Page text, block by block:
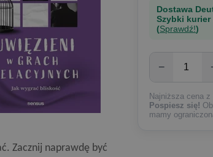
Dostawa
Szybki
(Sprawdź!)
−
Najniższa cena
Pospiesz się!
mamy
Zacznij naprawdę być